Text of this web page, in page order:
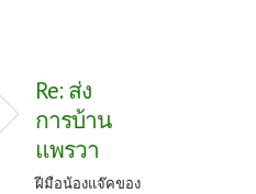
Re: ส่ง
การบ้าน
แพรวา
ฝีมือน้องแจ๊คของ